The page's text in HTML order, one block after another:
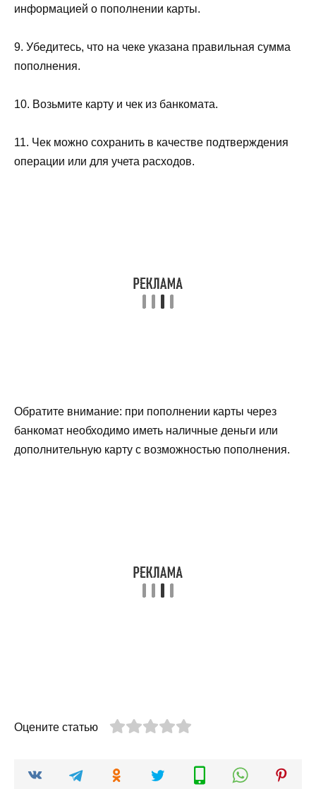
информацией о пополнении карты.
9. Убедитесь, что на чеке указана правильная сумма
пополнения.
10. Возьмите карту и чек из банкомата.
11. Чек можно сохранить в качестве подтверждения
операции или для учета расходов.
Обратите внимание: при пополнении карты через
банкомат необходимо иметь наличные деньги или
дополнительную карту с возможностью пополнения.
Оцените статью